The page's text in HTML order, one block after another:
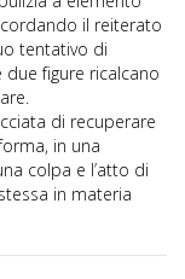
il reiterato
tentativo di
figure ricalcano
di recuperare
in una
colpa e l’atto di
in materia